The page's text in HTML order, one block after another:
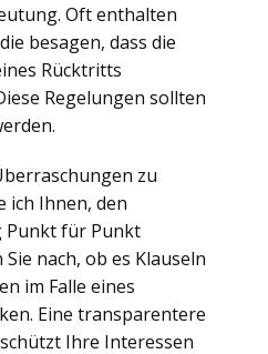
Oft enthalten
besagen, dass die
Rücktritts
Regelungen sollten
zu
ich Ihnen, den
Punkt für Punkt
nach, ob es Klauseln
im Falle eines
Eine transparentere
Ihre Interessen